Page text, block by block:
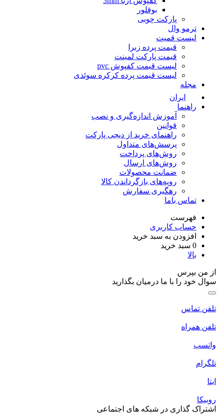
بوفلور
پارکت چوبی
ترمو وال
لیست قمیت
قیمت پرده زبرا
قیمت پارکت لمینت
لیست قیمت کفپوش pvc
لیست قیمت پرده کرکره سوئدی
مجله
ایران
راهنما
آموزش اندازه‌گیری و نصب
قوانین
راهنمای خرید از دیجی پارکت
پرسش‌های متداول
روش‌های پرداخت
روش‌های ارسال
ضمانت محصولات
رویه‌های بازگرداندن کالا
رهگیری سفارش
تماس باما
فهرست
حساب کاربری
افزودن به سبد خرید
0 سبد خرید
بالا
از من بپرس
سوال خود را با ما درمیان بگذارید
تلفن تماس
تلفن همراه
واتسپ
تلگرام
ایتا
روبیکا
اشتراک گذاری در شبکه های اجتماعی